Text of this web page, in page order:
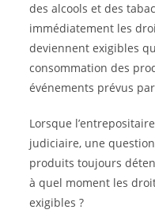
des alcools et des
immédiatement les
deviennent exigibles
consommation des
événements prévus
Lorsque
judiciaire, une
produits toujours
à quel moment les
exigibles ?